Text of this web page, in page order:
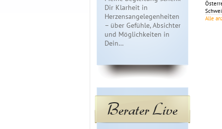
Dir Klarheit in
Herzensangelegenheiten
– über Gefühle, Absichten
und Möglichkeiten in
Dein…
Herz.Ich
gerne mit
Berater Live
Alle